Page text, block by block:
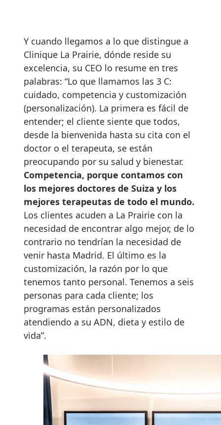
Y cuando llegamos a lo que distingue a
Clinique La Prairie, dónde reside su
excelencia, su CEO lo resume en tres
palabras: “Lo que llamamos las 3 C:
cuidado, competencia y customización
(personalización). La primera es fácil de
entender; el cliente siente que todos,
desde la bienvenida hasta su cita con el
doctor o el terapeuta, se están
preocupando por su salud y bienestar.
Competencia, porque contamos con
los mejores doctores de Suiza y los
mejores terapeutas de todo el mundo.
Los clientes acuden a La Prairie con la
necesidad de encontrar algo mejor, de lo
contrario no tendrían la necesidad de
venir hasta Madrid. El último es la
customización, la razón por lo que
tenemos tanto personal. Tenemos a seis
personas para cada cliente; los
programas están personalizados
atendiendo a su ADN, dieta y estilo de
vida”.